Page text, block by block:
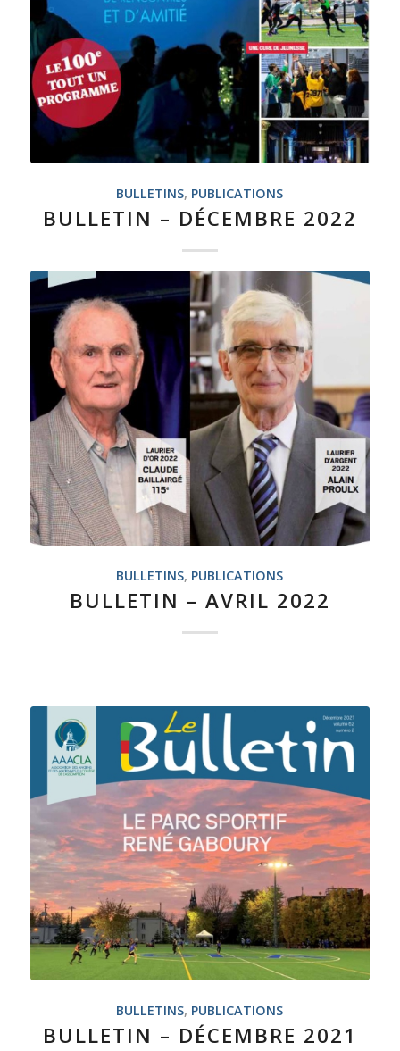
BULLETINS, PUBLICATIONS
BULLETIN – DÉCEMBRE 2022
BULLETINS, PUBLICATIONS
BULLETIN – AVRIL 2022
BULLETINS, PUBLICATIONS
BULLETIN – DÉCEMBRE 2021